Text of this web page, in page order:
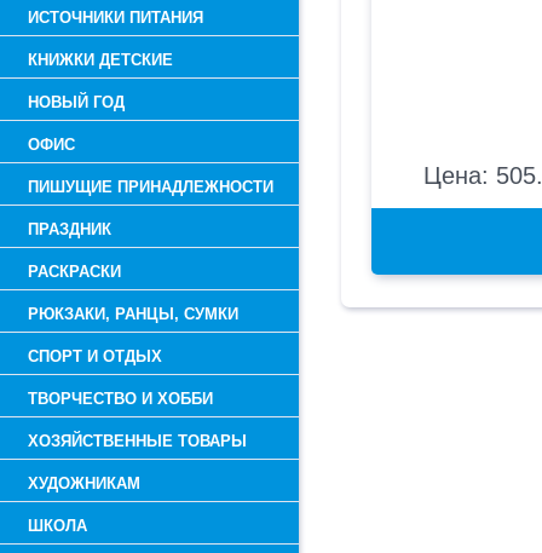
ИСТОЧНИКИ ПИТАНИЯ
КНИЖКИ ДЕТСКИЕ
НОВЫЙ ГОД
ОФИС
ПИШУЩИЕ ПРИНАДЛЕЖНОСТИ
ПРАЗДНИК
РАСКРАСКИ
РЮКЗАКИ, РАНЦЫ, СУМКИ
СПОРТ И ОТДЫХ
ТВОРЧЕСТВО И ХОББИ
ХОЗЯЙСТВЕННЫЕ ТОВАРЫ
ХУДОЖНИКАМ
ШКОЛА
Цена: